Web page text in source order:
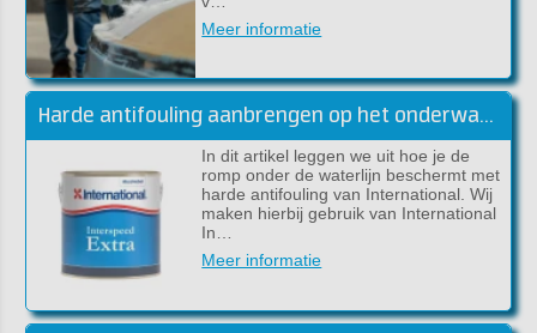
Meer informatie
Harde antifouling aanbrengen op het onderwaterschip
In dit artikel leggen we uit hoe je de
romp onder de waterlijn beschermt met
harde antifouling van International. Wij
maken hierbij gebruik van International
In…
Meer informatie